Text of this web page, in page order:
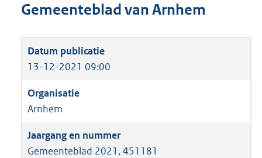
Gemeenteblad van Arnhem
13-12-2021 09:00
Arnhem
Gemeenteblad 2021, 451181